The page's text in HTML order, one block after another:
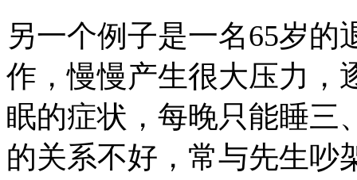
另一个例子是一名65岁
作，慢慢产生很大压力，
眠的症状，每晚只能睡三
的关系不好，常与先生吵